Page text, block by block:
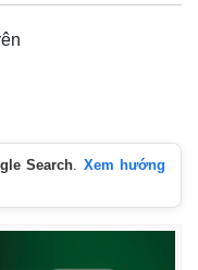
Search. Xem hướng